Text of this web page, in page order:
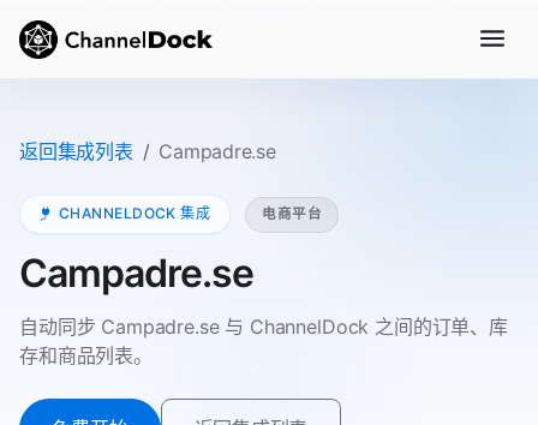
返回集成列表 Campadre.se
CHANNELDOCK 集成 电商平台
Campadre.se
自动同步 Campadre.se 与 ChannelDock 之间的订单、库
存和商品列表。